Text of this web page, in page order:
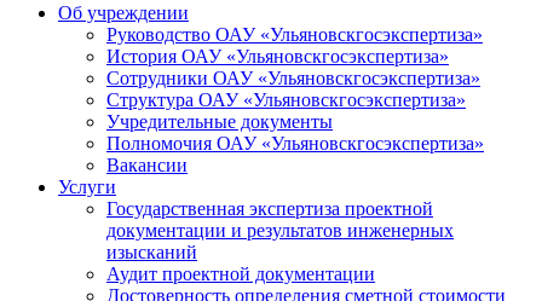
Об учреждении
Руководство ОАУ «Ульяновскгосэкспертиза»
История ОАУ «Ульяновскгосэкспертиза»
Сотрудники ОАУ «Ульяновскгосэкспертиза»
Структура ОАУ «Ульяновскгосэкспертиза»
Учредительные документы
Полномочия ОАУ «Ульяновскгосэкспертиза»
Вакансии
Услуги
Государственная экспертиза проектной
документации и результатов инженерных
изысканий
Аудит проектной документации
Достоверность определения сметной стоимости